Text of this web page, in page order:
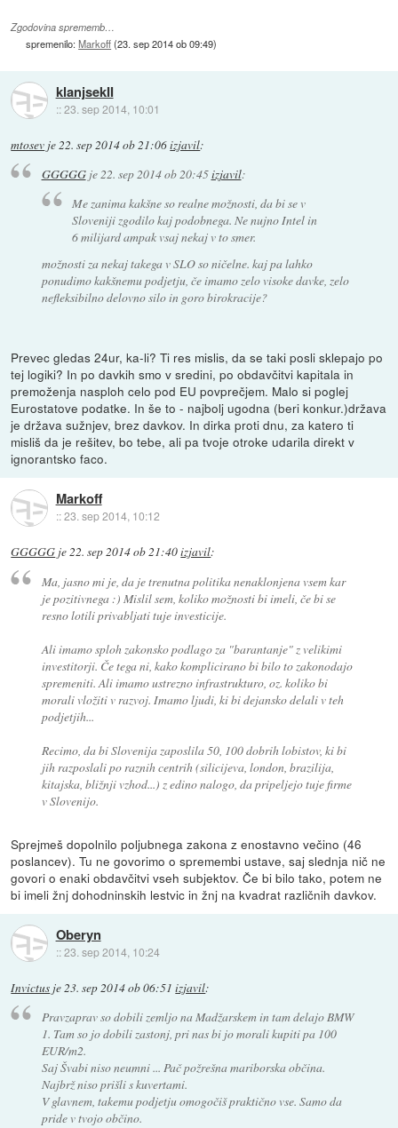
Zgodovina sprememb…
spremenilo:Markoff(23. sep 2014 ob 09:49)
klanjsekII
::23. sep 2014, 10:01
mtosev je22. sep 2014 ob 21:06izjavil:
GGGGGje22. sep 2014 ob 20:45izjavil:
Me zanima kakšne so realne možnosti, da bi se v
Sloveniji zgodilo kaj podobnega. Ne nujno Intel in
6 milijard ampak vsaj nekaj v to smer.
možnosti za nekaj takega v SLO so ničelne. kaj pa lahko
ponudimo kakšnemu podjetju, če imamo zelo visoke davke, zelo
nefleksibilno delovno silo in goro birokracije?
Prevec gledas 24ur, ka-li? Ti res mislis, da se taki posli sklepajo po
tej logiki? In po davkih smo v sredini, po obdavčitvi kapitala in
premoženja nasploh celo pod EU povprečjem. Malo si poglej
Eurostatove podatke. In še to - najbolj ugodna (beri konkur.)država
je država sužnjev, brez davkov. In dirka proti dnu, za katero ti
misliš da je rešitev, bo tebe, ali pa tvoje otroke udarila direkt v
ignorantsko faco.
Markoff
::23. sep 2014, 10:12
GGGGG je22. sep 2014 ob 21:40izjavil:
Ma, jasno mi je, da je trenutna politika nenaklonjena vsem kar
je pozitivnega :) Mislil sem, koliko možnosti bi imeli, če bi se
resno lotili privabljati tuje investicije.
Ali imamo sploh zakonsko podlago za "barantanje" z velikimi
investitorji. Če tega ni, kako komplicirano bi bilo to zakonodajo
spremeniti. Ali imamo ustrezno infrastrukturo, oz. koliko bi
morali vložiti v razvoj. Imamo ljudi, ki bi dejansko delali v teh
podjetjih...
Recimo, da bi Slovenija zaposlila 50, 100 dobrih lobistov, ki bi
jih razposlali po raznih centrih (silicijeva, london, brazilija,
kitajska, bližnji vzhod...) z edino nalogo, da pripeljejo tuje firme
v Slovenijo.
Sprejmeš dopolnilo poljubnega zakona z enostavno večino (46
poslancev). Tu ne govorimo o spremembi ustave, saj slednja nič ne
govori o enaki obdavčitvi vseh subjektov. Če bi bilo tako, potem ne
bi imeli žnj dohodninskih lestvic in žnj na kvadrat različnih davkov.
Oberyn
::23. sep 2014, 10:24
Invictus je23. sep 2014 ob 06:51 izjavil:
Pravzaprav so dobili zemljo na Madžarskem in tam delajo BMW
1. Tam so jo dobili zastonj, pri nas bi jo morali kupiti pa 100
EUR/m2.
Saj Švabi niso neumni ... Pač požrešna mariborska občina.
Najbrž niso prišli s kuvertami.
V glavnem, takemu podjetju omogočiš praktično vse. Samo da
pride v tvojo občino.